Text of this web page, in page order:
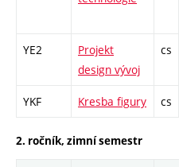
YE2
Projekt
design vývoj
cs
YKF Kresba figury cs
2. ročník, zimní semestr